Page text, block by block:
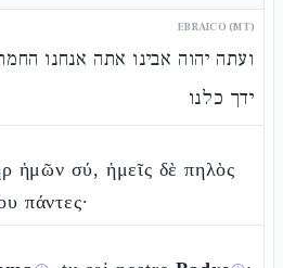
EBRAICO (MT)
ועתה יהוה אבינו אתה אנחנו
ידך כלנו
ἡμῶν σύ, ἡμεῖς δὲ πηλὸς
πάντες·